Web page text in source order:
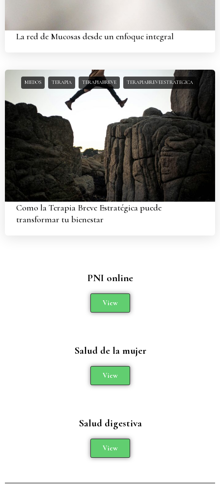
La red de Mucosas desde un enfoque integral
MIEDOS TERAPIA TERAPIABREVE TERAPIABREVEESTRATEGICA
Como la Terapia Breve Estratégica puede
transformar tu bienestar
PNI online
View
Salud de la mujer
View
Salud digestiva
View